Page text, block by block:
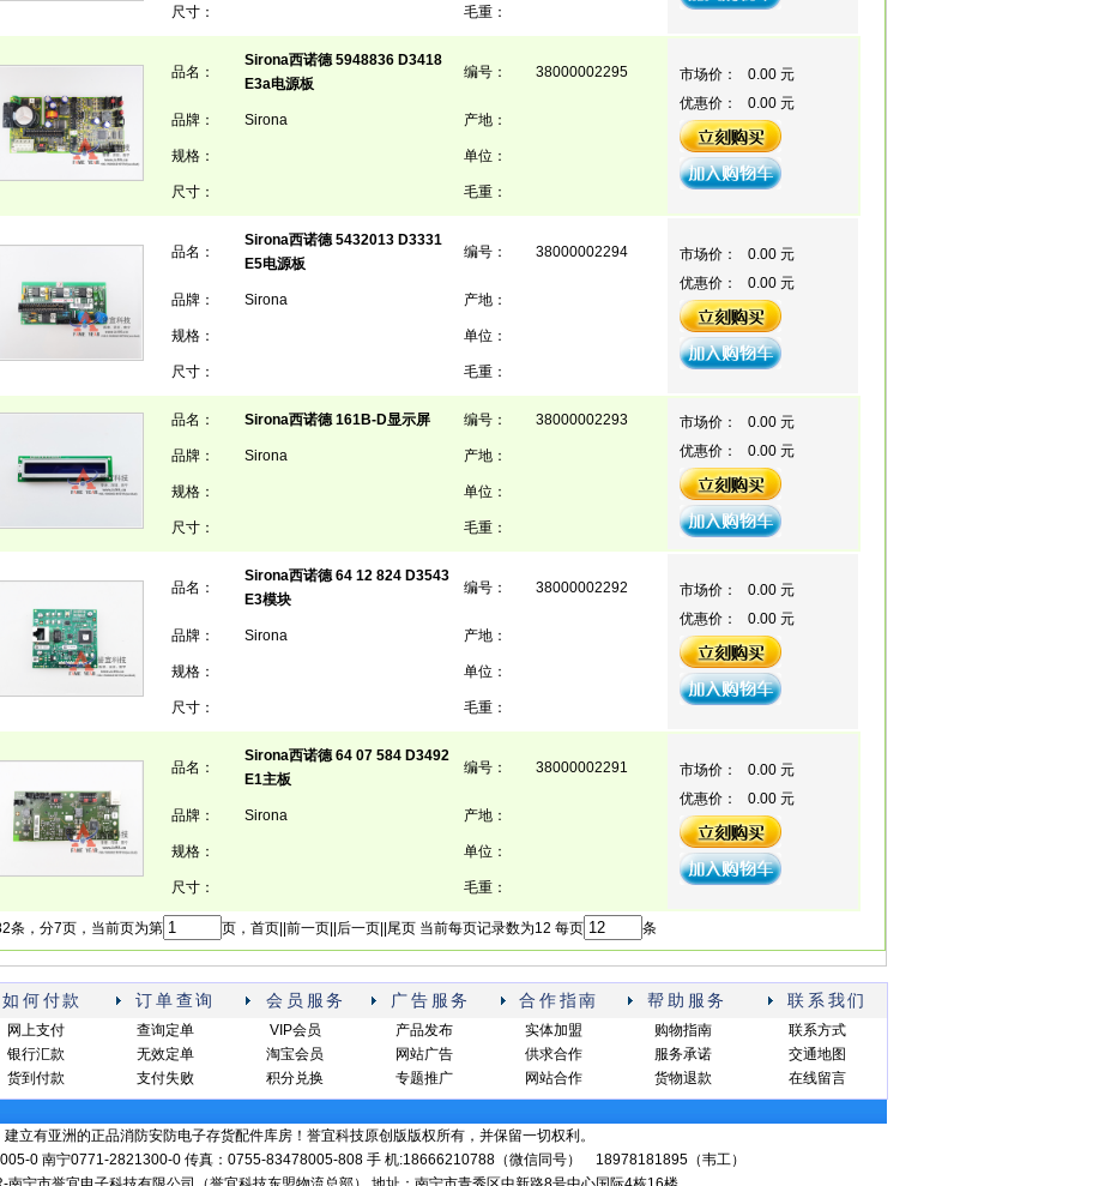
尺寸： 毛重：
品名：
Sirona西诺德 5948836 D3418
E3a电源板
编号： 38000002295
品牌： Sirona 产地：
规格： 单位：
尺寸： 毛重：
市场价：
0.00 元
优惠价：
0.00 元
品名：
Sirona西诺德 5432013 D3331
E5电源板
编号： 38000002294
品牌： Sirona 产地：
规格： 单位：
尺寸： 毛重：
市场价：
0.00 元
优惠价：
0.00 元
品名： Sirona西诺德 161B-D显示屏 编号： 38000002293
品牌： Sirona 产地：
规格： 单位：
尺寸： 毛重：
市场价：
0.00 元
优惠价：
0.00 元
品名：
Sirona西诺德 64 12 824 D3543
E3模块
编号： 38000002292
品牌： Sirona 产地：
规格： 单位：
尺寸： 毛重：
市场价：
0.00 元
优惠价：
0.00 元
品名：
Sirona西诺德 64 07 584 D3492
E1主板
编号： 38000002291
品牌： Sirona 产地：
规格： 单位：
尺寸： 毛重：
市场价：
0.00 元
优惠价：
0.00 元
条，分7页，当前页为第 页，首页||前一页|| 后一页 尾页 当前每页记录数为12 每页 条
如何付款 订单查询 会员服务 广告服务 合作指南 帮助服务 联系我们
网上支付
银行汇款
货到付款
查询定单
无效定单
支付失败
VIP会员
淘宝会员
积分兑换
产品发布
网站广告
专题推广
实体加盟
供求合作
网站合作
购物指南
服务承诺
货物退款
联系方式
交通地图
在线留言
建立有亚洲的正品消防安防电子存货配件库房！誉宜科技原创版版权所有，并保留一切权利。
0 南宁0771-2821300-0 传真：0755-83478005-808 手 机:18666210788（微信同号） 18978181895（韦工）